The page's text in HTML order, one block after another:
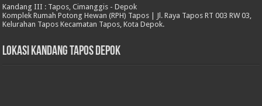
Kandang III : Tapos, Cimanggis - Depok
Komplek Rumah Potong Hewan (RPH) Tapos | Jl. Raya Tapos RT 003 RW 03,
Kelurahan Tapos Kecamatan Tapos, Kota Depok.
Lokasi Kandang Tapos Depok